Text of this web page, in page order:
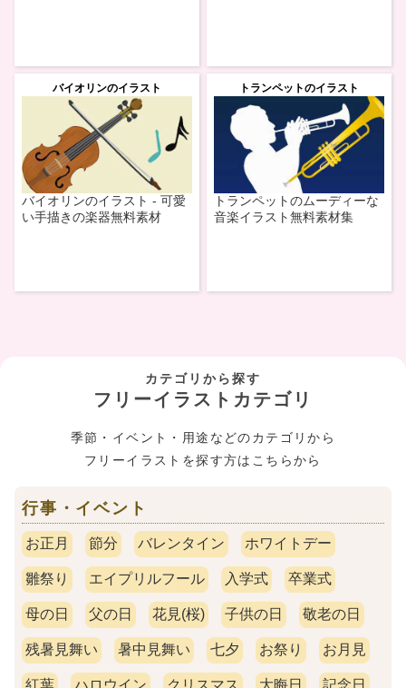
バイオリンのイラスト
バイオリンのイラスト - 可愛
い手描きの楽器無料素材
トランペットのイラスト
トランペットのムーディーな
音楽イラスト無料素材集
カテゴリから探す
フリーイラストカテゴリ
季節・イベント・用途などのカテゴリから
フリーイラストを探す方はこちらから
行事・イベント
お正月 節分 バレンタイン ホワイトデー
雛祭り エイプリルフール 入学式 卒業式
母の日 父の日 花見(桜) 子供の日 敬老の日
残暑見舞い 暑中見舞い 七夕 お祭り お月見